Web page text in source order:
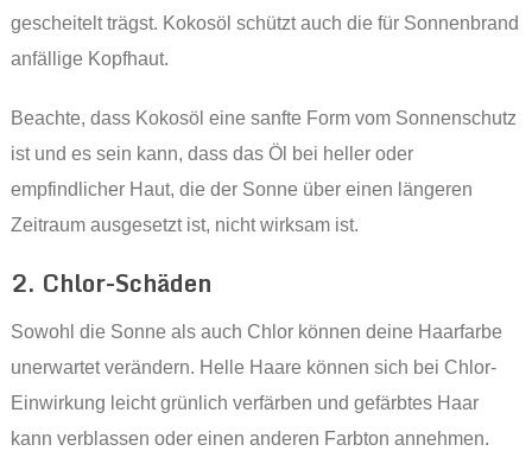
gescheitelt trägst. Kokosöl schützt auch die für Sonnenbrand
anfällige Kopfhaut.
Beachte, dass Kokosöl eine sanfte Form vom Sonnenschutz
ist und es sein kann, dass das Öl bei heller oder
empfindlicher Haut, die der Sonne über einen längeren
Zeitraum ausgesetzt ist, nicht wirksam ist.
2. Chlor-Schäden
Sowohl die Sonne als auch Chlor können deine Haarfarbe
unerwartet verändern. Helle Haare können sich bei Chlor-
Einwirkung leicht grünlich verfärben und gefärbtes Haar
kann verblassen oder einen anderen Farbton annehmen.